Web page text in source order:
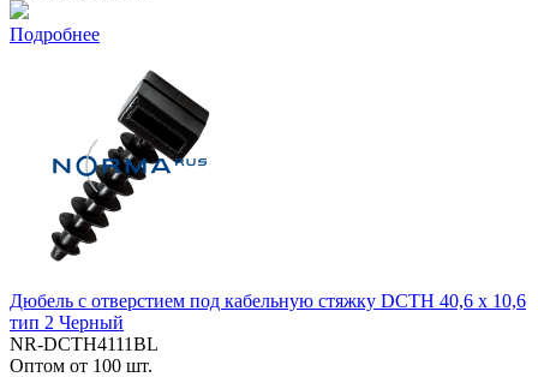
Подробнее
Дюбель с отверстием под кабельную стяжку DCTH 40,6 x 10,6
тип 2 Черный
NR-DCTH4111BL
Оптом от 100 шт.